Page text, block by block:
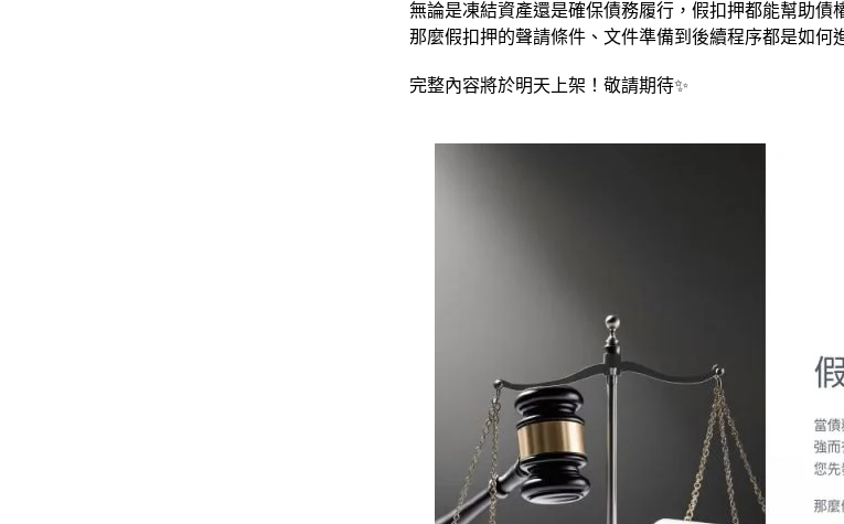
無論是凍結資產還是確保債務履行，假扣押都能幫助債
那麼假扣押的聲請條件、文件準備到後續程序都是如何
完整內容將於明天上架！敬請期待✨